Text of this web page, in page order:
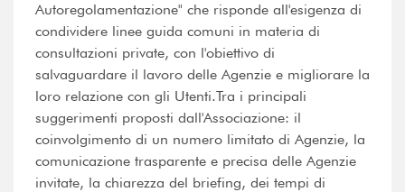
Autoregolamentazione" che risponde all'esigenza di
condividere linee guida comuni in materia di
consultazioni private, con l'obiettivo di
salvaguardare il lavoro delle Agenzie e migliorare la
loro relazione con gli Utenti.Tra i principali
suggerimenti proposti dall'Associazione: il
coinvolgimento di un numero limitato di Agenzie, la
comunicazione trasparente e precisa delle Agenzie
invitate, la chiarezza del briefing, dei tempi di